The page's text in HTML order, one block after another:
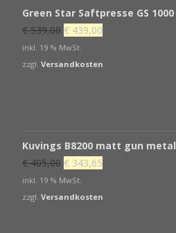
Green Star Saftpresse GS 1000
€539,00 Ursprünglicher
Preis
war:
€ 439,00
ist:
inkl. 19 % MwSt.
zzgl. Versandkosten
Kuvings B8200 matt gun metal
€405,00 Ursprünglicher
Preis
war:
€ 343,65
ist:
inkl. 19 % MwSt.
zzgl. Versandkosten